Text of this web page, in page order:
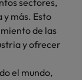
sectores,
más. Esto
de las
y ofrecer
el mundo,